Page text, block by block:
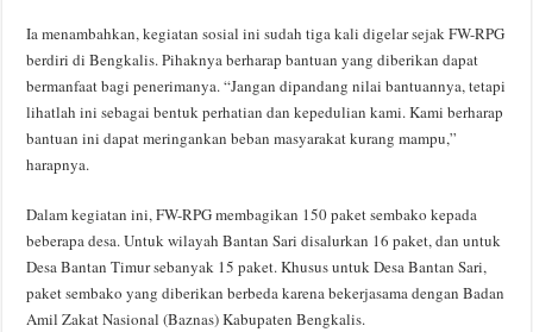
Ia menambahkan, kegiatan sosial ini sudah tiga kali digelar sejak FW-RPG
berdiri di Bengkalis. Pihaknya berharap bantuan yang diberikan dapat
bermanfaat bagi penerimanya. “Jangan dipandang nilai bantuannya, tetapi
lihatlah ini sebagai bentuk perhatian dan kepedulian kami. Kami berharap
bantuan ini dapat meringankan beban masyarakat kurang mampu,”
harapnya.
Dalam kegiatan ini, FW-RPG membagikan 150 paket sembako kepada
beberapa desa. Untuk wilayah Bantan Sari disalurkan 16 paket, dan untuk
Desa Bantan Timur sebanyak 15 paket. Khusus untuk Desa Bantan Sari,
paket sembako yang diberikan berbeda karena bekerjasama dengan Badan
Amil Zakat Nasional (Baznas) Kabupaten Bengkalis.